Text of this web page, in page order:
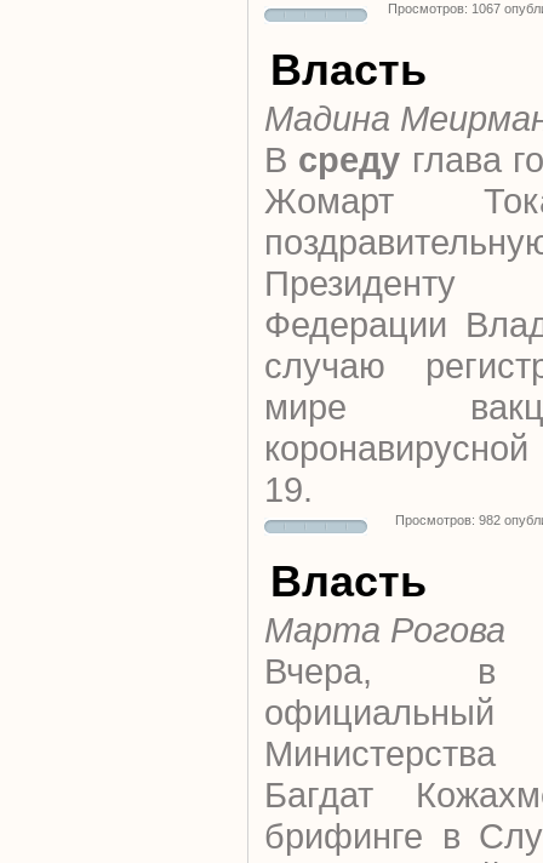
Просмотров: 1067
Власть
Мадина
В среду глава
Жомарт
Федерации
случаю
мире
19.
Просмотров: 982
Власть
Марта Рогова
Вчера,
официальный
Министерства
Багдат
брифинге в